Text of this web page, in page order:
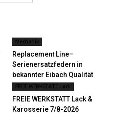
Mechanik
Replacement Line–
Serienersatzfedern in
bekannter Eibach Qualität
FREIE WERKSTATT.Lack
FREIE WERKSTATT Lack &
Karosserie 7/8-2026